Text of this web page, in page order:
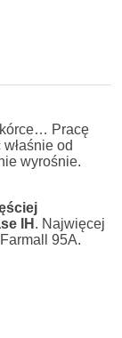
Pracę
od
wyrośnie.
IH . Najwięcej
95A.